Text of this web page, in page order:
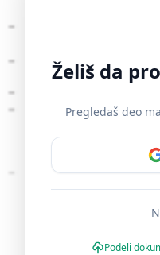
Želiš da
Pregledaš deo
Podeli